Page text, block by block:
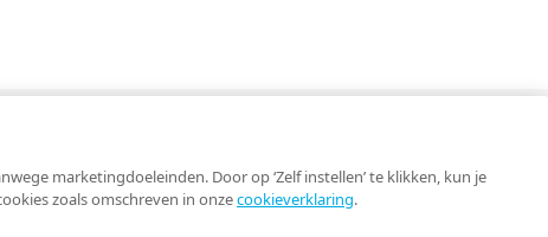
marketingdoeleinden. Door op ‘Zelf instellen’ te klikken, kun je
zoals omschreven in onzecookieverklaring.
Contact